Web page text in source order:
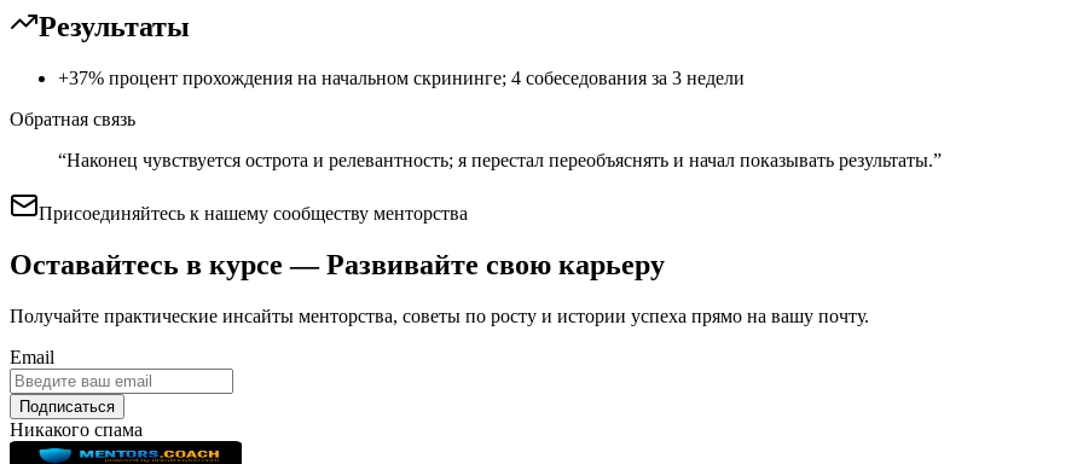
Результаты
+37% процент прохождения на начальном скрининге; 4 собеседования за 3 недели
Обратная связь
“Наконец чувствуется острота и релевантность; я перестал переобъяснять и начал показывать результаты.”
Присоединяйтесь к нашему сообществу менторства
Оставайтесь в курсе — Развивайте свою карьеру
Получайте практические инсайты менторства, советы по росту и истории успеха прямо на вашу почту.
Email
Подписаться
Никакого спама